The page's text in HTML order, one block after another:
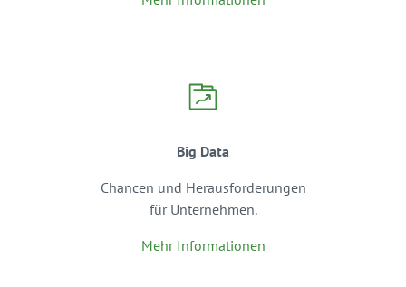
Big Data
Chancen und Herausforderungen
für Unternehmen.
Mehr Informationen